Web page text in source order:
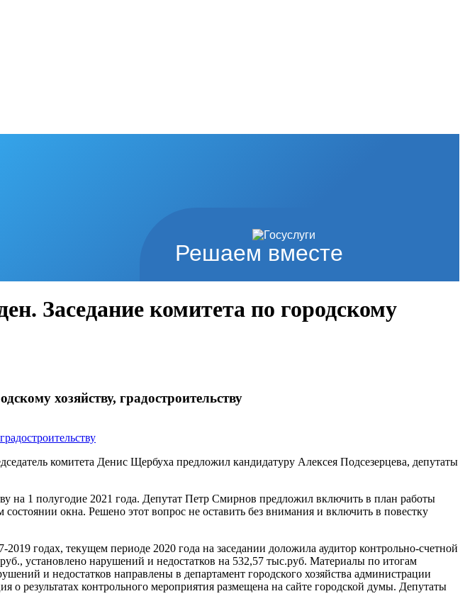
Решаем вместе
Заседание комитета по городскому
хозяйству, градостроительству
комитета Денис Щербуха предложил кандидатуру Алексея Подсезерцева, депутаты
на 1 полугодие 2021 года. Депутат Петр Смирнов предложил включить в план работы
окна. Решено этот вопрос не оставить без внимания и включить в повестку
годах, текущем периоде 2020 года на заседании доложила аудитор контрольно-счетной
установлено нарушений и недостатков на 532,57 тыс.руб. Материалы по итогам
и недостатков направлены в департамент городского хозяйства администрации
результатах контрольного мероприятия размещена на сайте городской думы. Депутаты